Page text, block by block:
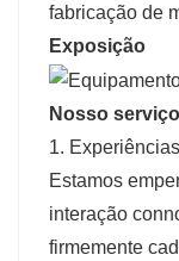
fabricação de
Exposição
Nosso serviço
1.
Estamos
interação
firmemente